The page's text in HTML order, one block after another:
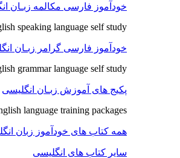
خودآموز فارسی مکالمه زبـان
speaking language self study
خودآموز فارسی گرامر زبـان
grammar language self study
پکیج های آموزش زبـان انگلیسی
language training packages
همه کتاب های خودآموز زبان
سایر کتاب های انگلیسی